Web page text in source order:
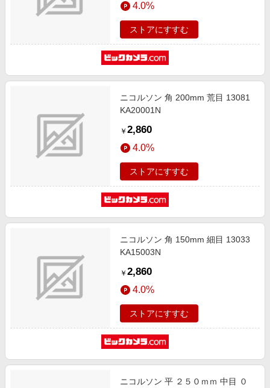
4.0%
ストアにすすむ
ニコルソン 角 200mm 荒目 13081
KA20001N
￥ 2,860
4.0%
ストアにすすむ
ニコルソン 角 150mm 細目 13033
KA15003N
￥ 2,860
4.0%
ストアにすすむ
ニコルソン 平 ２５０ｍｍ 中目 ０